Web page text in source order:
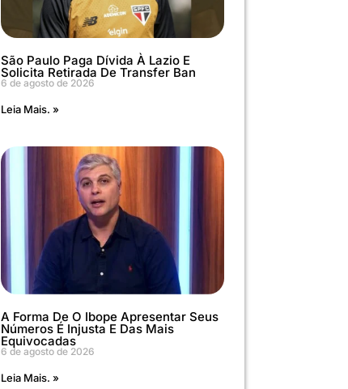
São Paulo Paga Dívida À Lazio E
Solicita Retirada De Transfer Ban
6 de agosto de 2026
Leia Mais. »
A Forma De O Ibope Apresentar Seus
Números É Injusta E Das Mais
Equivocadas
6 de agosto de 2026
Leia Mais. »